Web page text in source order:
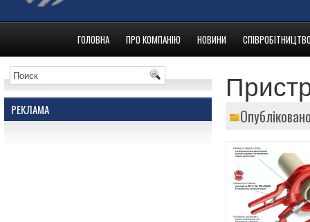
ГОЛОВНА ПРО КОМПАНІЮ НОВИНИ
РЕКЛАМА